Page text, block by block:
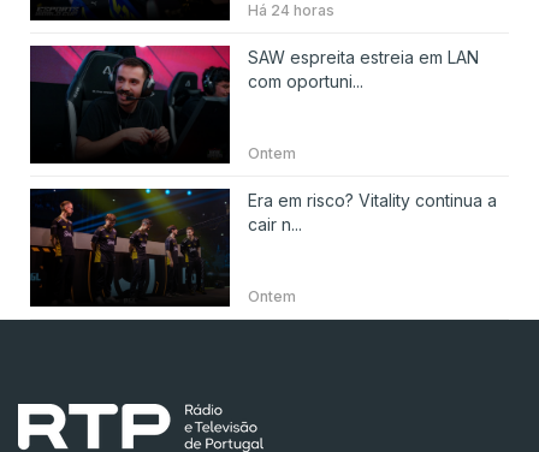
Há 24 horas
SAW espreita estreia em LAN
com oportuni...
Ontem
Era em risco? Vitality continua a
cair n...
Ontem